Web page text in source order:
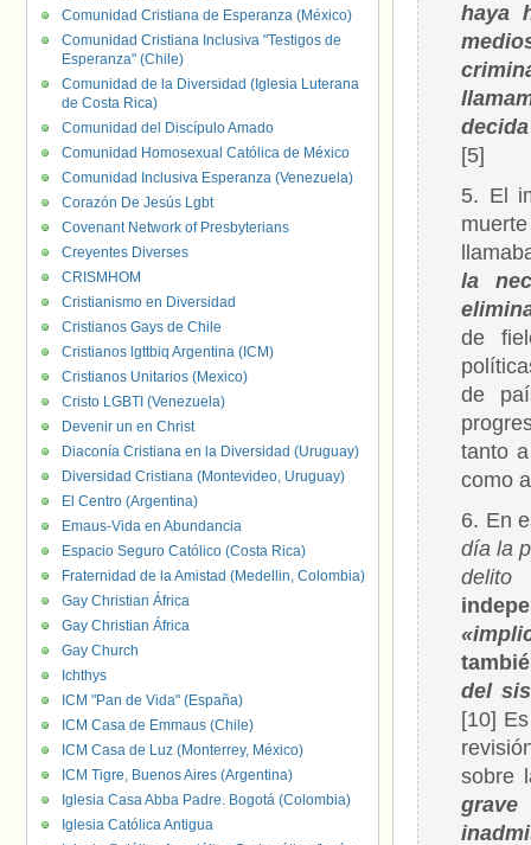
haya
[5]
5. El
la
de
de
tanto
como
6. En
día la
del
[10]
sobre
Comunidad Cristiana de Esperanza (México)
Comunidad Cristiana Inclusiva "Testigos de
Esperanza" (Chile)
Comunidad de la Diversidad (Iglesia Luterana
de Costa Rica)
Comunidad del Discípulo Amado
Comunidad Homosexual Católica de México
Comunidad Inclusiva Esperanza (Venezuela)
Corazón De Jesús Lgbt
Covenant Network of Presbyterians
Creyentes Diverses
CRISMHOM
Cristianismo en Diversidad
Cristianos Gays de Chile
Cristianos lgttbiq Argentina (ICM)
Cristianos Unitarios (Mexico)
Cristo LGBTI (Venezuela)
Devenir un en Christ
Diaconía Cristiana en la Diversidad (Uruguay)
Diversidad Cristiana (Montevideo, Uruguay)
El Centro (Argentina)
Emaus-Vida en Abundancia
Espacio Seguro Católico (Costa Rica)
Fraternidad de la Amistad (Medellin, Colombia)
Gay Christian África
Gay Christian África
Gay Church
Ichthys
ICM "Pan de Vida" (España)
ICM Casa de Emmaus (Chile)
ICM Casa de Luz (Monterrey, México)
ICM Tigre, Buenos Aires (Argentina)
Iglesia Casa Abba Padre. Bogotá (Colombia)
Iglesia Católica Antigua